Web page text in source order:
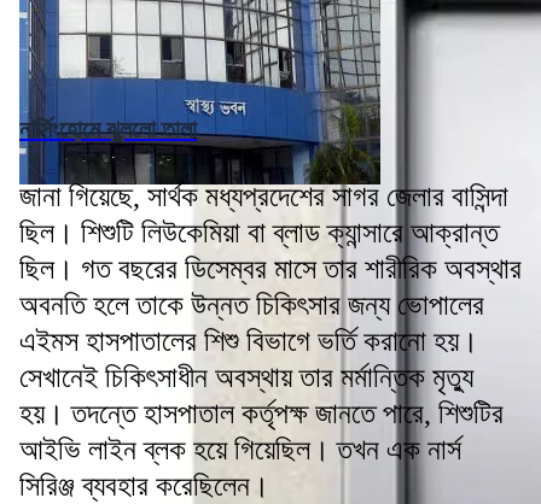
নার্সিংহোমে ঝুললো তালা
জানা গিয়েছে, সার্থক মধ্যপ্রদেশের সাগর জেলার বাসিন্দা
ছিল। শিশুটি লিউকেমিয়া বা ব্লাড ক্যান্সারে আক্রান্ত
ছিল। গত বছরের ডিসেম্বর মাসে তার শারীরিক অবস্থার
অবনতি হলে তাকে উন্নত চিকিৎসার জন্য ভোপালের
এইমস হাসপাতালের শিশু বিভাগে ভর্তি করানো হয়।
সেখানেই চিকিৎসাধীন অবস্থায় তার মর্মান্তিক মৃত্যু
হয়। তদন্তে হাসপাতাল কর্তৃপক্ষ জানতে পারে, শিশুটির
আইভি লাইন ব্লক হয়ে গিয়েছিল। তখন এক নার্স
সিরিঞ্জ ব্যবহার করেছিলেন।